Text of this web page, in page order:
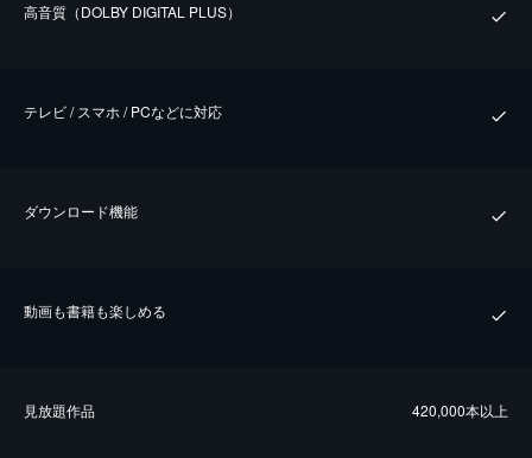
⾼⾳質（DOLBY DIGITAL PLUS）
テレビ / スマホ / PCなどに対応
ダウンロード機能
動画も書籍も楽しめる
⾒放題作品 420,000本以上